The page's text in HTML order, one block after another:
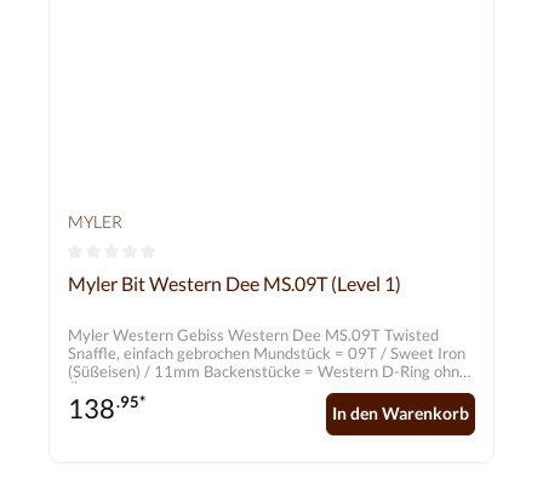
MYLER
Durchschnittliche Bewertung von 0 von 5 Sternen
Myler Bit Western Dee MS.09T (Level 1)
Myler Western Gebiss Western Dee MS.09T Twisted
Snaffle, einfach gebrochen Mundstück = 09T / Sweet Iron
(Süßeisen) / 11mm Backenstücke = Western D-Ring ohne
Ösen / Edelstahl / 70mm *Cyprium enthält mindestens
86% Kupfer und 2% Eisen. Garantiert Nickel und Zinkfrei.
138.95*
In den Warenkorb